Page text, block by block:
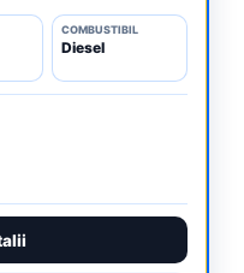
COMBUSTIBIL
Diesel